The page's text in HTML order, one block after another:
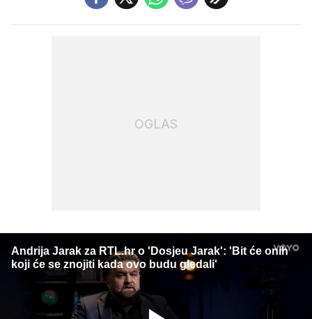
OGLAS
Andrija Jarak za RTL.hr o 'Dosjeu Jarak': 'Bit će onih
koji će se znojiti kada ovo budu gledali'